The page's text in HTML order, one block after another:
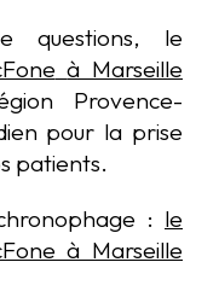
questions, le
à Marseille
Provence-
pour la prise
patients.
: le
à Marseille